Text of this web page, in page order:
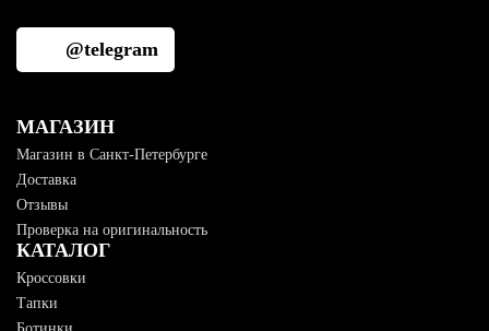
@telegram
МАГАЗИН
Магазин в Санкт-Петербурге
Доставка
Отзывы
Проверка на оригинальность
КАТАЛОГ
Кроссовки
Тапки